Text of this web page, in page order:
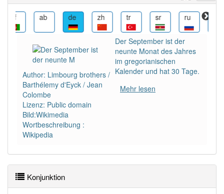
PowerIndex:9
Häufigkeit: 8 von 10
Wörter mit Endung -september: 1
Wörter mit Endung-septemberaber mit einem
anderen Artikel
90% unserer Spielapp-Nutzer haben den Artikel
korrekt erraten.
ab de zh ro
Author: Limbourg brothers /
Barthélemy d'Eyck / Jean
Colombe
Lizenz: Public domain
Bild:Wikimedia
Wortbeschreibung :
Wikipedia
Der September ist der
neunte Monat des Jahres
im gregorianischen
Kalender und hat 30 Tage.
Mehr lesen
Konjunktion